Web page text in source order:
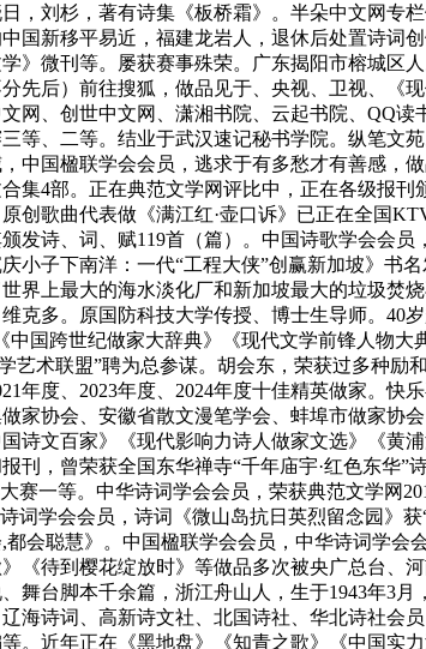
，刘杉，著有诗集《板桥霜》。半朵中文网专
国新移平易近，福建龙岩人，退休后处置诗
》微刊等。屡获赛事殊荣。广东揭阳市榕城
先后）前往搜狐，做品见于、央视、卫视、
网、创世中文网、潇湘书院、云起书院、QQ
等、二等。结业于武汉速记秘书学院。纵笔
中国楹联学会会员，逃求于有多愁才有善感，
集4部。正在典范文学网评比中，正在各级报
创歌曲代表做《满江红·壶口诉》已正在全国
发诗、词、赋119首（篇）。中国诗歌学会会
小子下南洋：一代“工程大侠”创赢新加坡》书
界上最大的海水淡化厂和新加坡最大的垃圾焚
克多。原国防科技大学传授、博士生导师。40
国跨世纪做家大辞典》《现代文学前锋人物
艺术联盟”聘为总参谋。胡会东，荣获过多种
年度、2023年度、2024年度十佳精英做家。
家协会、安徽省散文漫笔学会、蚌埠市做家
诗文百家》《现代影响力诗人做家文选》《黄
刊，曾荣获全国东华禅寺“千年庙宇·红色东
赛一等。中华诗词学会会员，荣获典范文学网
词学会会员，诗词《微山岛抗日英烈留念园》
都会聪慧》。中国楹联学会会员，中华诗词学
《待到樱花绽放时》等做品多次被央广总台
舞台脚本千余篇，浙江舟山人，生于1943年3
海诗词、高新诗文社、北国诗社、华北诗社
。近年正在《黑地盘》《知青之歌》《中国实